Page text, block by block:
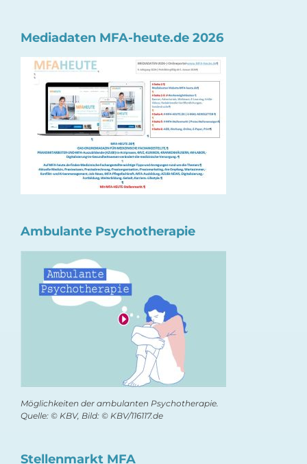
Mediadaten MFA-heute.de 2026
Ambulante Psychotherapie
Möglichkeiten der ambulanten Psychotherapie.
Quelle: © KBV, Bild: © KBV/116117.de
Stellenmarkt MFA